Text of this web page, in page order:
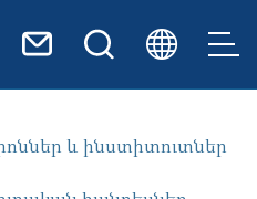
և ինստիտուտներ